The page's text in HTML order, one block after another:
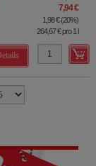
7,94 €
1,98 €(20%)
264,67 €pro 1 l